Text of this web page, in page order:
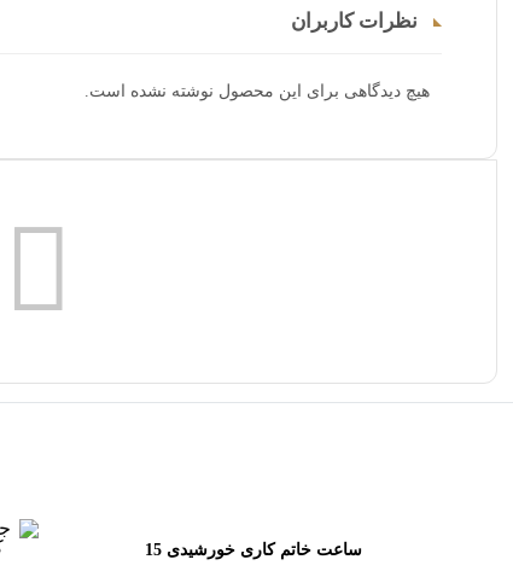
نظرات کاربران
هیچ دیدگاهی برای این محصول نوشته نشده است.
ساعت خاتم کاری خورشیدی 15